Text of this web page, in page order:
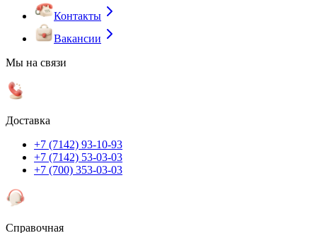
Контакты
Вакансии
Мы на связи
Доставка
+7 (7142) 93-10-93
+7 (7142) 53-03-03
+7 (700) 353-03-03
Справочная